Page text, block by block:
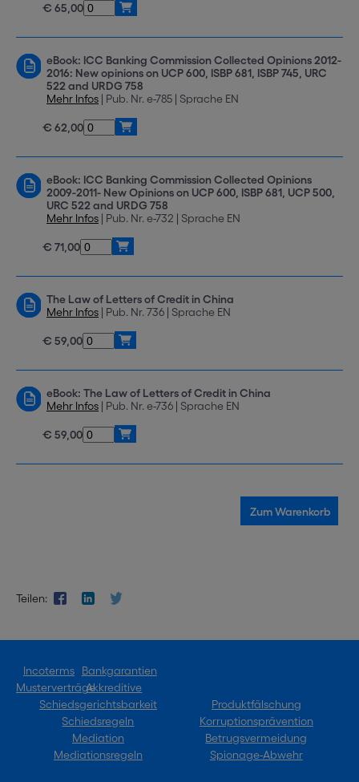
€ 65,00
eBook: ICC Banking Commission Collected Opinions 2012-
2016: New opinions on UCP 600, ISBP 681, ISBP 745, URC
522 and URDG 758
Mehr Infos | Pub. Nr. e-785 | Sprache EN
€ 62,00
eBook: ICC Banking Commission Collected Opinions
2009-2011- New Opinions on UCP 600, ISBP 681, UCP 500,
URC 522 and URDG 758
Mehr Infos | Pub. Nr. e-732 | Sprache EN
€ 71,00
The Law of Letters of Credit in China
Mehr Infos | Pub. Nr. 736 | Sprache EN
€ 59,00
eBook: The Law of Letters of Credit in China
Mehr Infos | Pub. Nr. e-736 | Sprache EN
€ 59,00
Teilen:
Incoterms
Musterverträge
Bankgarantien
Akkreditive
Schiedsgerichtsbarkeit
Schiedsregeln
Mediation
Mediationsregeln
Produktfälschung
Korruptionsprävention
Betrugsvermeidung
Spionage-Abwehr